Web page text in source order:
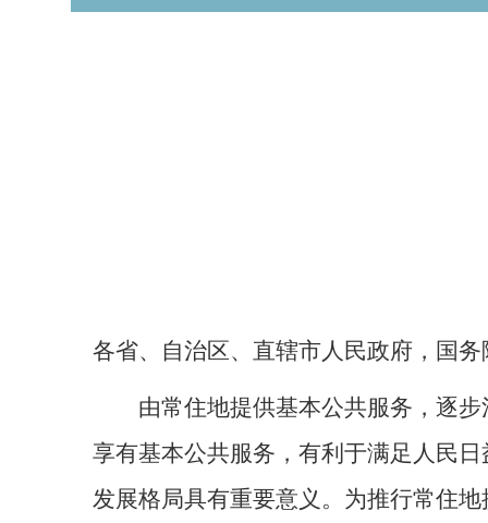
各省、自治区、直辖市人民政府，国
由常住地提供基本公共服务，逐
享有基本公共服务，有利于满足人民
发展格局具有重要意义。为推行常住